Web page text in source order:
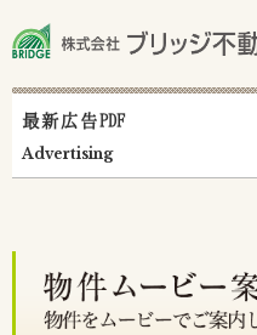
最新広告PDF
Advertising